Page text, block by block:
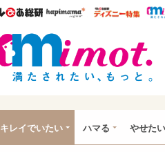
ウレぴあ総研ハピママ* ウ
キレイでいたい ハマる やせたい